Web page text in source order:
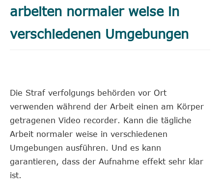
arbeiten normaler weise in
verschiedenen Umgebungen
Die Straf verfolgungs behörden vor Ort
verwenden während der Arbeit einen am Körper
getragenen Video recorder. Kann die tägliche
Arbeit normaler weise in verschiedenen
Umgebungen ausführen. Und es kann
garantieren, dass der Aufnahme effekt sehr klar
ist.